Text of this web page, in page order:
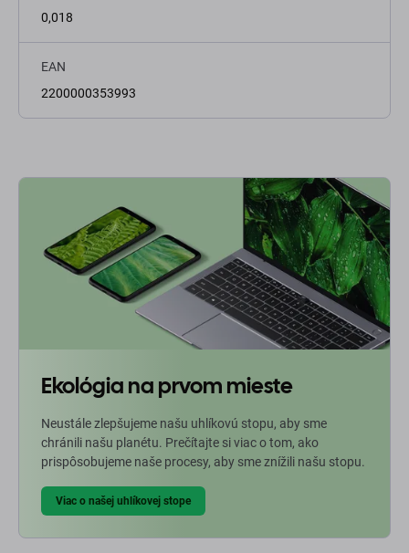
0,018
EAN
2200000353993
Ekológia na prvom mieste
Neustále zlepšujeme našu uhlíkovú stopu, aby sme
chránili našu planétu. Prečítajte si viac o tom, ako
prispôsobujeme naše procesy, aby sme znížili našu stopu.
Viac o našej uhlíkovej stope